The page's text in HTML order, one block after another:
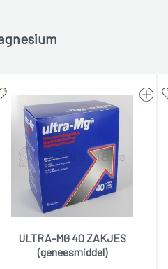
ULTRA-MG 40 ZAKJES
(geneesmiddel)